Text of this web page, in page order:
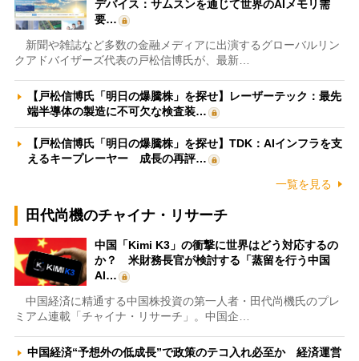
デバイス：サムスンを通じて世界のAIメモリ需
要…
新聞や雑誌など多数の金融メディアに出演するグローバルリン
クアドバイザーズ代表の戸松信博氏が、最新…
【戸松信博氏「明日の爆騰株」を探せ】レーザーテック：最先
端半導体の製造に不可欠な検査装…
【戸松信博氏「明日の爆騰株」を探せ】TDK：AIインフラを支
えるキープレーヤー 成長の再評…
一覧を見る
田代尚機のチャイナ・リサーチ
中国「Kimi K3」の衝撃に世界はどう対応するの
か？ 米財務長官が検討する「蒸留を行う中国
AI…
中国経済に精通する中国株投資の第一人者・田代尚機氏のプレ
ミアム連載「チャイナ・リサーチ」。中国企…
中国経済“予想外の低成長”で政策のテコ入れ必至か 経済運営